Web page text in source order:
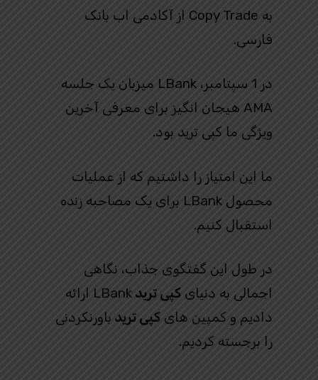
به Copy Trade از آکادمی اب بانک
فارسی.
در 1 سپتامبر، LBank میزبان یک جلسه
AMA هیجان انگیز برای معرفی آخرین
ویژگی ما کپی ترید بود.
ما این امتیاز را داشتیم که از عملیات
محصول LBank برای یک مصاحبه زنده
استقبال کنیم.
در طول این گفتگوی جذاب، نگاهی
اجمالی به دنیای کپی ترید
LBank ارائه
دادیم و کمپین های کپی ترید باورنکردنی
را برجسته کردیم.